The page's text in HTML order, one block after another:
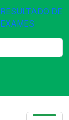
RESULTADO DE
EXAMES